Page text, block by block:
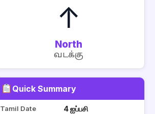
↑
North
வடக்கு
Quick Summary
Tamil Date 4 ஐப்பசி